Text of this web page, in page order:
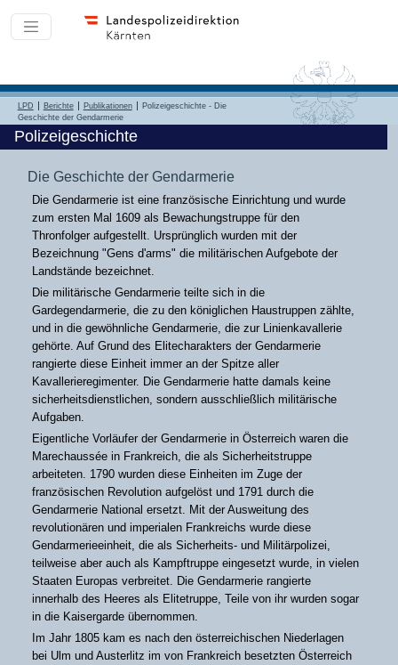
LPD Berichte Publikationen
Polizeigeschichte - Die
Geschichte der Gendarmerie
Polizeigeschichte
Die Geschichte der Gendarmerie
Die Gendarmerie ist eine französische Einrichtung und wurde
zum ersten Mal 1609 als Bewachungstruppe für den
Thronfolger aufgestellt. Ursprünglich wurden mit der
Bezeichnung "Gens d'arms" die militärischen Aufgebote der
Landstände bezeichnet.
Die militärische Gendarmerie teilte sich in die
Gardegendarmerie, die zu den königlichen Haustruppen zählte,
und in die gewöhnliche Gendarmerie, die zur Linienkavallerie
gehörte. Auf Grund des Elitecharakters der Gendarmerie
rangierte diese Einheit immer an der Spitze aller
Kavallerieregimenter. Die Gendarmerie hatte damals keine
sicherheitsdienstlichen, sondern ausschließlich militärische
Aufgaben.
Eigentliche Vorläufer der Gendarmerie in Österreich waren die
Marechaussée in Frankreich, die als Sicherheitstruppe
arbeiteten. 1790 wurden diese Einheiten im Zuge der
französischen Revolution aufgelöst und 1791 durch die
Gendarmerie National ersetzt. Mit der Ausweitung des
revolutionären und imperialen Frankreichs wurde diese
Gendarmerieeinheit, die als Sicherheits- und Militärpolizei,
teilweise aber auch als Kampftruppe eingesetzt wurde, in vielen
Staaten Europas verbreitet. Die Gendarmerie rangierte
innerhalb des Heeres als Elitetruppe, Teile von ihr wurden sogar
in die Kaisergarde übernommen.
Im Jahr 1805 kam es nach den österreichischen Niederlagen
bei Ulm und Austerlitz im von Frankreich besetzten Österreich